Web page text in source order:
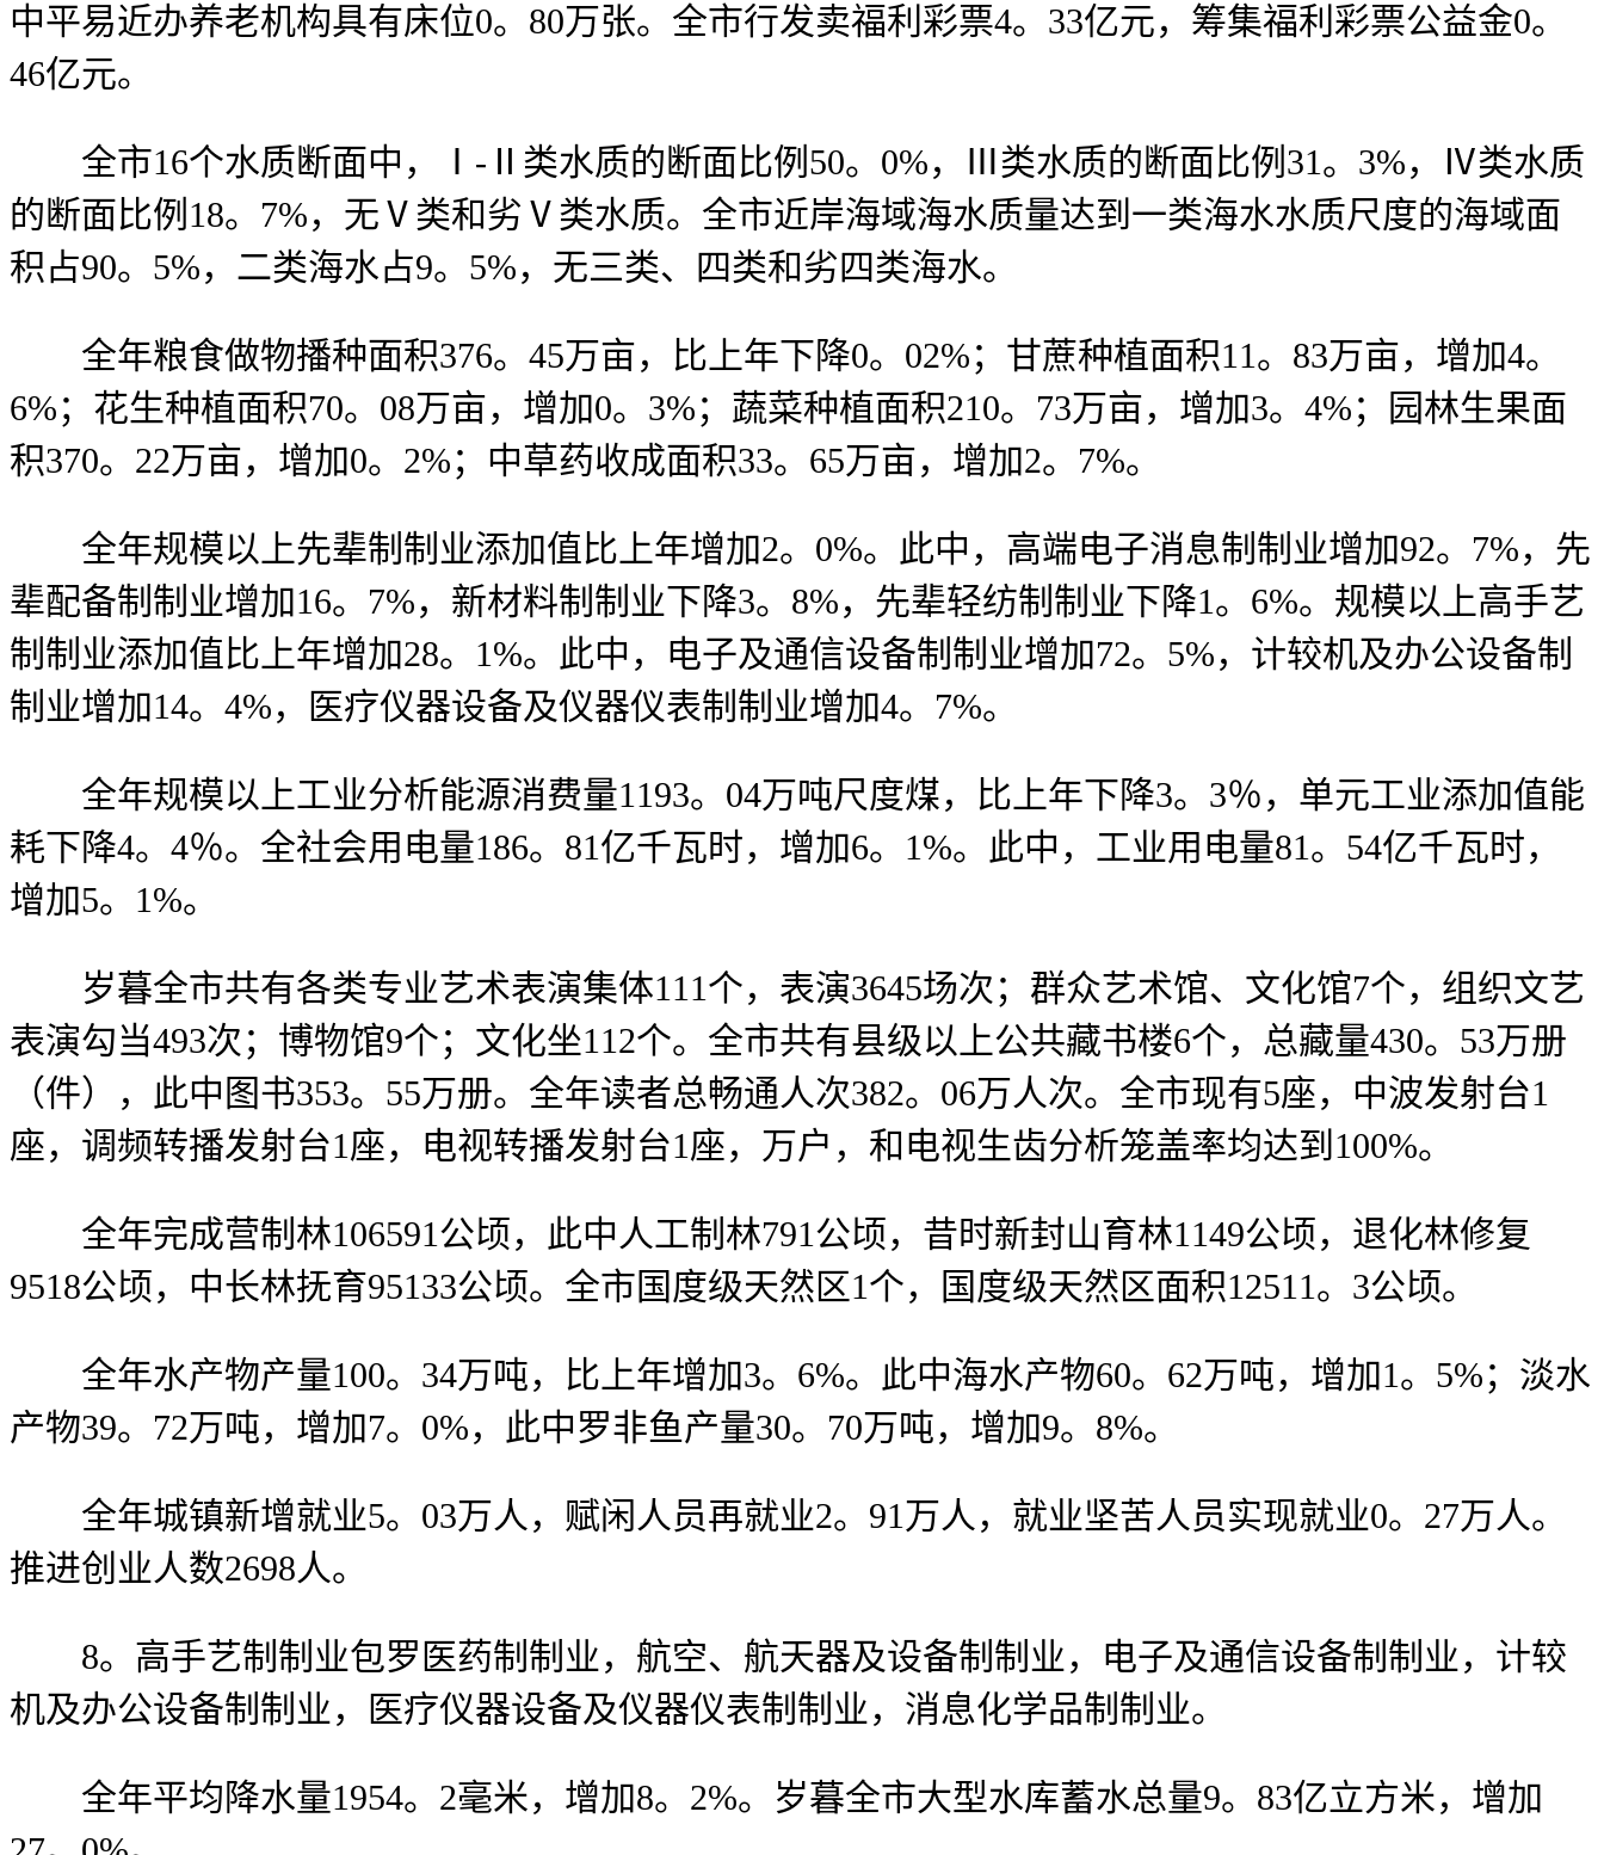
中平易近办养老机构具有床位0。80万张。全市行发卖福利彩票4。33亿元，筹集福利彩票公益金0。
46亿元。
全市16个水质断面中，Ⅰ-Ⅱ类水质的断面比例50。0%，Ⅲ类水质的断面比例31。3%，Ⅳ类水质
的断面比例18。7%，无Ⅴ类和劣Ⅴ类水质。全市近岸海域海水质量达到一类海水水质尺度的海域面
积占90。5%，二类海水占9。5%，无三类、四类和劣四类海水。
全年粮食做物播种面积376。45万亩，比上年下降0。02%；甘蔗种植面积11。83万亩，增加4。
6%；花生种植面积70。08万亩，增加0。3%；蔬菜种植面积210。73万亩，增加3。4%；园林生果面
积370。22万亩，增加0。2%；中草药收成面积33。65万亩，增加2。7%。
全年规模以上先辈制制业添加值比上年增加2。0%。此中，高端电子消息制制业增加92。7%，先
辈配备制制业增加16。7%，新材料制制业下降3。8%，先辈轻纺制制业下降1。6%。规模以上高手艺
制制业添加值比上年增加28。1%。此中，电子及通信设备制制业增加72。5%，计较机及办公设备制
制业增加14。4%，医疗仪器设备及仪器仪表制制业增加4。7%。
全年规模以上工业分析能源消费量1193。04万吨尺度煤，比上年下降3。3％，单元工业添加值能
耗下降4。4％。全社会用电量186。81亿千瓦时，增加6。1%。此中，工业用电量81。54亿千瓦时，
增加5。1%。
岁暮全市共有各类专业艺术表演集体111个，表演3645场次；群众艺术馆、文化馆7个，组织文艺
表演勾当493次；博物馆9个；文化坐112个。全市共有县级以上公共藏书楼6个，总藏量430。53万册
（件），此中图书353。55万册。全年读者总畅通人次382。06万人次。全市现有5座，中波发射台1
座，调频转播发射台1座，电视转播发射台1座，万户，和电视生齿分析笼盖率均达到100%。
全年完成营制林106591公顷，此中人工制林791公顷，昔时新封山育林1149公顷，退化林修复
9518公顷，中长林抚育95133公顷。全市国度级天然区1个，国度级天然区面积12511。3公顷。
全年水产物产量100。34万吨，比上年增加3。6%。此中海水产物60。62万吨，增加1。5%；淡水
产物39。72万吨，增加7。0%，此中罗非鱼产量30。70万吨，增加9。8%。
全年城镇新增就业5。03万人，赋闲人员再就业2。91万人，就业坚苦人员实现就业0。27万人。
推进创业人数2698人。
8。高手艺制制业包罗医药制制业，航空、航天器及设备制制业，电子及通信设备制制业，计较
机及办公设备制制业，医疗仪器设备及仪器仪表制制业，消息化学品制制业。
全年平均降水量1954。2毫米，增加8。2%。岁暮全市大型水库蓄水总量9。83亿立方米，增加